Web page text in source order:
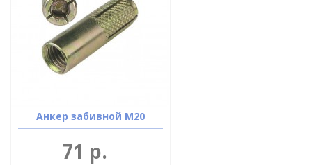
Анкер забивной М20
71 р.